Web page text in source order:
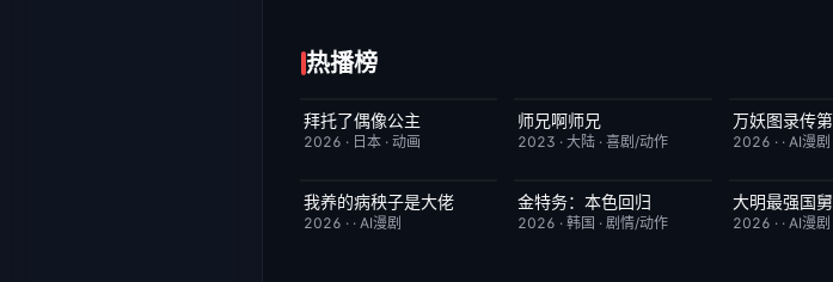
热播榜
更新至第19集
拜托了偶像公主
2026 · 日本 · 动画
更新至第153集
师兄啊师兄
2023 ·大陆 ·喜剧/动作
完结
万妖图录传
2026 · · AI漫剧
完结 10.0
我养的病秧子是大佬
2026 · · AI漫剧
已完结
金特务：本色回归
2026 ·韩国 ·剧情/动作
完结
大明最强国
2026 · · AI漫剧